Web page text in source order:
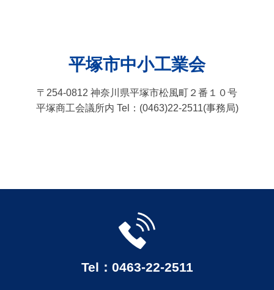
平塚市中小工業会
〒254-0812 神奈川県平塚市松風町２番１０号
平塚商工会議所内 Tel：(0463)22-2511(事務局)
Tel：0463-22-2511